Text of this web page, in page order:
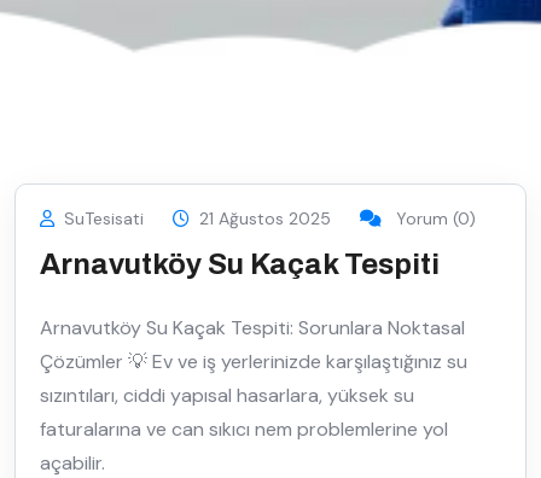
SuTesisati 21 Ağustos 2025 Yorum (0)
Arnavutköy Su Kaçak Tespiti
Arnavutköy Su Kaçak Tespiti: Sorunlara Noktasal
Çözümler 💡 Ev ve iş yerlerinizde karşılaştığınız su
sızıntıları, ciddi yapısal hasarlara, yüksek su
faturalarına ve can sıkıcı nem problemlerine yol
açabilir.